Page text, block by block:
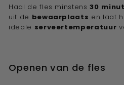
Haal de fles minstens30
uit de bewaarplaats en laat
ideale serveertemperatuur
Openen van de fles